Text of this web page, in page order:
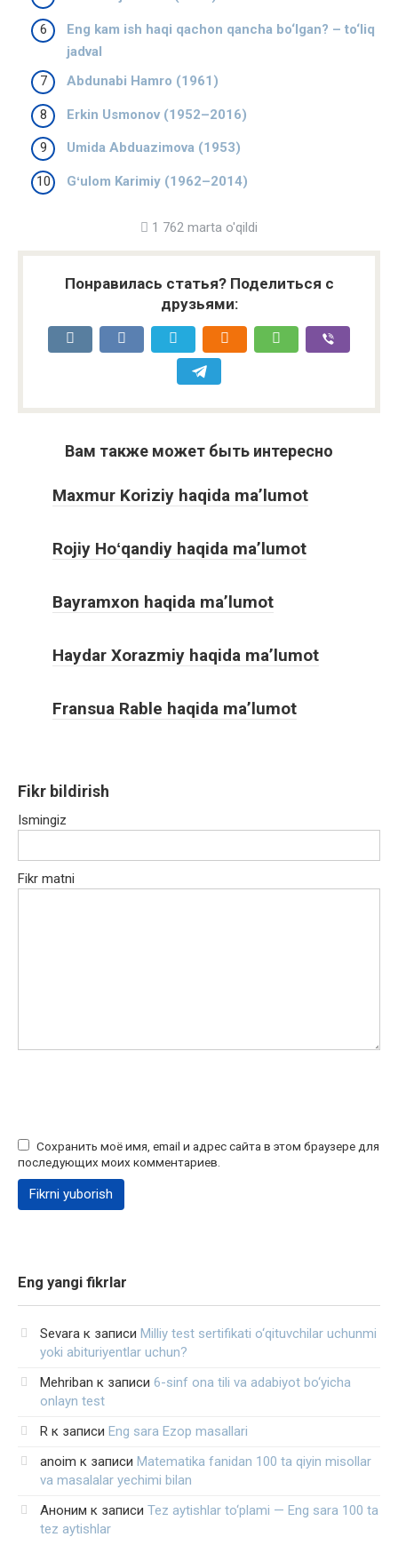
Eng kam ish haqi qachon qancha bo‘lgan? – to‘liq
jadval
Abdunabi Hamro (1961)
Erkin Usmonov (1952–2016)
Umida Abduazimova (1953)
Gʻulom Karimiy (1962–2014)
1 762 marta o'qildi
Понравилась статья? Поделиться с
друзьями:
Вам также может быть интересно
Maxmur Koriziy haqida ma’lumot
Rojiy Hoʻqandiy haqida ma’lumot
Bayramxon haqida ma’lumot
Haydar Xorazmiy haqida ma’lumot
Fransua Rable haqida ma’lumot
Fikr bildirish
Ismingiz
Fikr matni
Сохранить моё имя, email и адрес сайта в этом браузере для
последующих моих комментариев.
Eng yangi fikrlar
Sevara к записи Milliy test sertifikati o‘qituvchilar uchunmi
yoki abituriyentlar uchun?
Mehriban к записи 6-sinf ona tili va adabiyot bo‘yicha
onlayn test
R к записи Eng sara Ezop masallari
anoim к записи Matematika fanidan 100 ta qiyin misollar
va masalalar yechimi bilan
Аноним к записи Tez aytishlar to‘plami — Eng sara 100 ta
tez aytishlar